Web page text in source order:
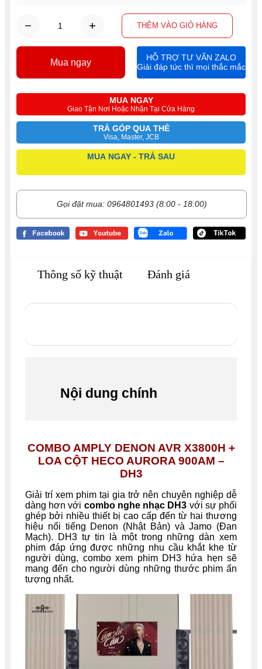
THÊM VÀO GIỎ HÀNG
MUA NGAY
Giao Tận Nơi Hoặc Nhận Tại Cửa Hàng
TRẢ GÓP QUA THẺ
Visa, Master, JCB
MUA NGAY - TRẢ SAU
Gọi đặt mua: 0964801493 (8:00 - 18:00)
Mua ngay
HỖ TRỢ TƯ VẤN ZALO
Giải đáp tức thì mọi thắc mắc
Thông số kỹ thuật Đánh giá
Nội dung chính
COMBO AMPLY DENON AVR X3800H +
LOA CỘT HECO AURORA 900AM –
DH3
Giải trí xem phim tại gia trở nên chuyên nghiệp dễ
dàng hơn với combo nghe nhạc DH3 với sự phối
ghép bởi nhiều thiết bị cao cấp đến từ hai thương
hiệu nổi tiếng Denon (Nhật Bản) và Jamo (Đan
Mạch). DH3 tự tin là một trong những dàn xem
phim đáp ứng được những nhu cầu khắt khe từ
người dùng, combo xem phim DH3 hứa hẹn sẽ
mang đến cho người dùng những thước phim ấn
tượng nhất.